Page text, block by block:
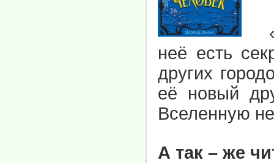
неё есть
других
её новый
Вселенную
А так – же